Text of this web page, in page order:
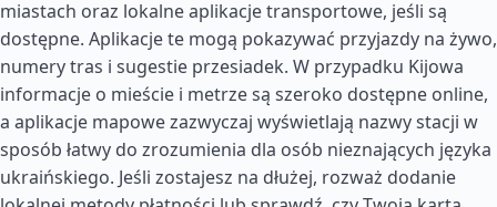
miastach oraz lokalne aplikacje transportowe, jeśli są
dostępne. Aplikacje te mogą pokazywać przyjazdy na żywo,
numery tras i sugestie przesiadek. W przypadku Kijowa
informacje o mieście i metrze są szeroko dostępne online,
a aplikacje mapowe zazwyczaj wyświetlają nazwy stacji w
sposób łatwy do zrozumienia dla osób nieznających języka
ukraińskiego. Jeśli zostajesz na dłużej, rozważ dodanie